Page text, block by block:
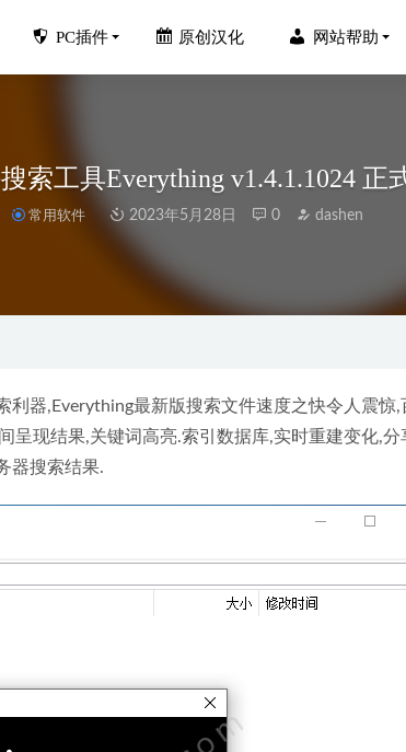
PC插件 原创汉化 网站帮助
索工具Everything v1.4.1.1024 正
常用软件 2023年5月28日 0 dashen
利器,Everything最新版搜索文件速度之快令人震惊,
呈现结果,关键词高亮.索引数据库,实时重建变化,分
器搜索结果.
库合集(Visual C++)2023.05.15 2023-05-16
V2.2.1.0 中文破解版-老照片一键修复神器 2023-